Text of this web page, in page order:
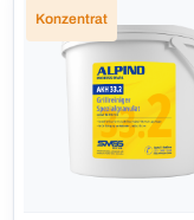
Konzentrat